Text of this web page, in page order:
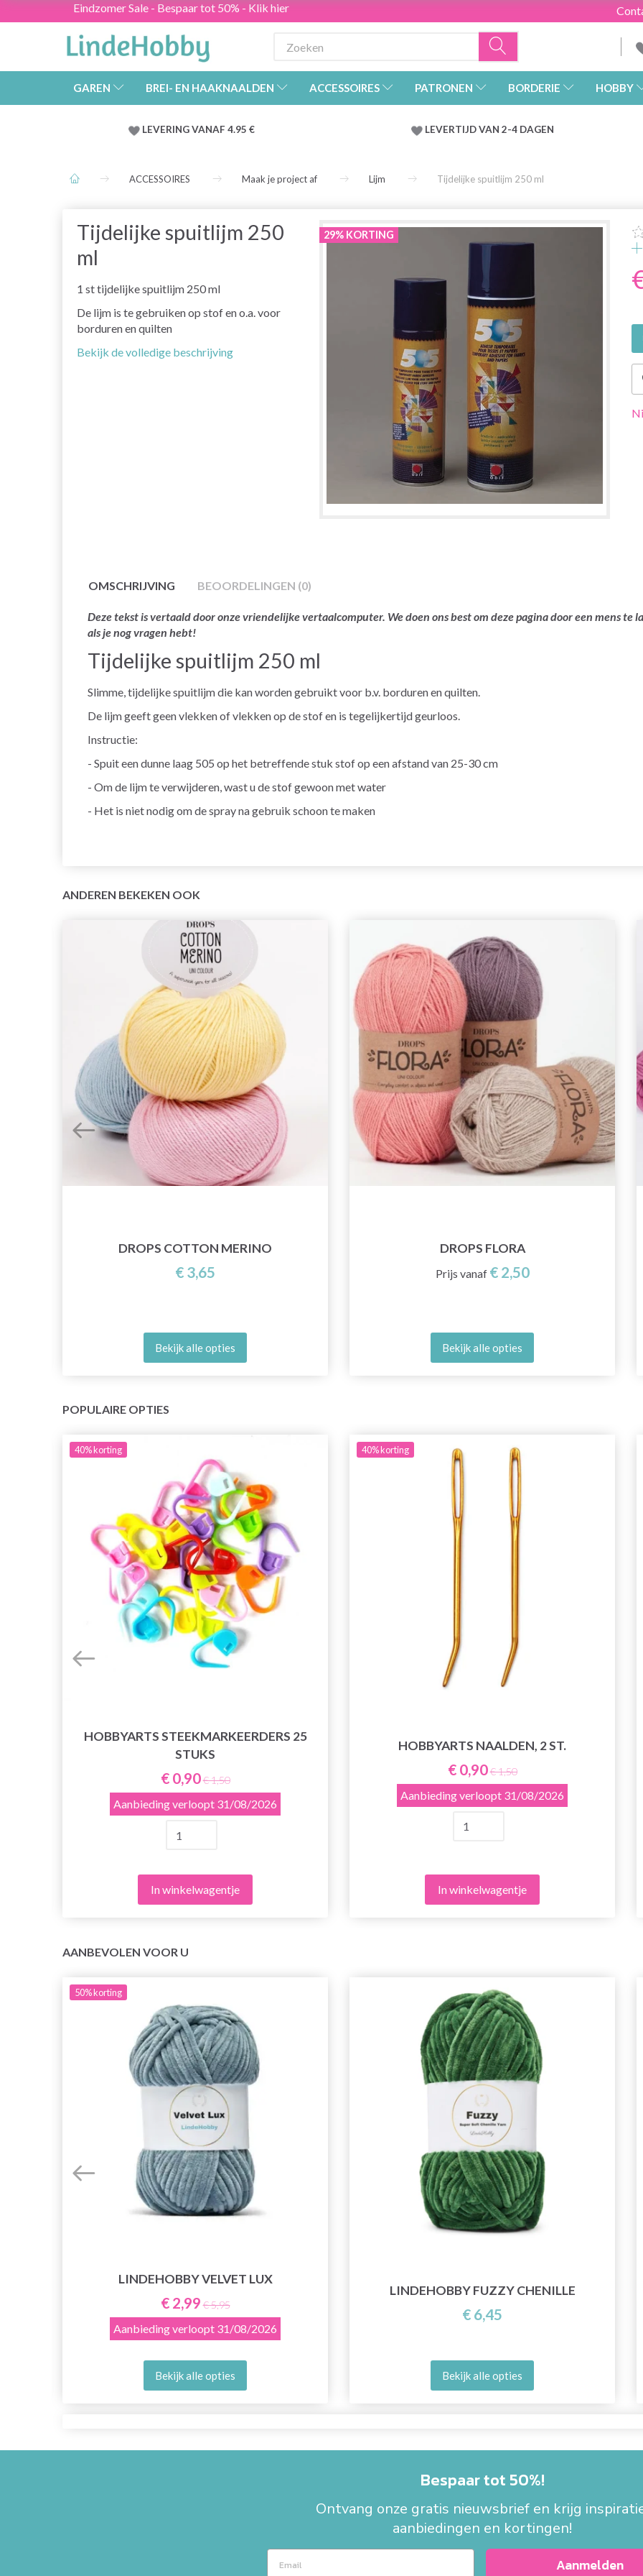
Eindzomer Sale - Bespaar tot 50% - Klik hier
GAREN BREI- EN HAAKNAALDEN ACCESSOIRES PATRONEN BORDERIE HOBBY
LEVERING VANAF 4.95 € LEVERTIJD VAN 2-4 DAGEN
ACCESSOIRES Maak je project af Lijm Tijdelijke spuitlijm 250 ml
Tijdelijke spuitlijm 250
ml
1 st tijdelijke spuitlijm 250 ml
De lijm is te gebruiken op stof en o.a. voor
borduren en quilten
Bekijk de volledige beschrijving
29% KORTING
OMSCHRIJVING BEOORDELINGEN (0)
Deze tekst is vertaald door onze vriendelijke vertaalcomputer. We doen ons best om deze pagina door een mens te
als je nog vragen hebt!
Tijdelijke spuitlijm 250 ml
Slimme, tijdelijke spuitlijm die kan worden gebruikt voor b.v. borduren en quilten.
De lijm geeft geen vlekken of vlekken op de stof en is tegelijkertijd geurloos.
Instructie:
- Spuit een dunne laag 505 op het betreffende stuk stof op een afstand van 25-30 cm
- Om de lijm te verwijderen, wast u de stof gewoon met water
- Het is niet nodig om de spray na gebruik schoon te maken
ANDEREN BEKEKEN OOK
DROPS COTTON MERINO
€ 3,65
Bekijk alle opties
DROPS FLORA
Prijs vanaf € 2,50
Bekijk alle opties
POPULAIRE OPTIES
40%korting
HOBBYARTS STEEKMARKEERDERS 25
STUKS
€ 0,90€ 1,50
Aanbieding verloopt 31/08/2026
In winkelwagentje
40%korting
HOBBYARTS NAALDEN, 2 ST.
€ 0,90€ 1,50
Aanbieding verloopt 31/08/2026
In winkelwagentje
AANBEVOLEN VOOR U
50%korting
LINDEHOBBY VELVET LUX
€ 2,99 € 5,95
Aanbieding verloopt 31/08/2026
Bekijk alle opties
LINDEHOBBY FUZZY CHENILLE
€ 6,45
Bekijk alle opties
Bespaar tot 50%!
Ontvang onze gratis nieuwsbrief en krijg
aanbiedingen en kortingen!
Aanmelden